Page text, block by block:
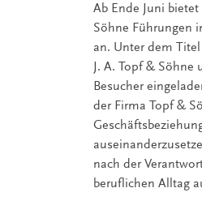
Ab Ende Juni
Söhne Führungen
an. Unter dem
J. A. Topf &
Besucher
der Firma Topf &
nach der
beruflichen Alltag